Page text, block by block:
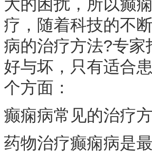
大的困扰，所以癫
疗，随着科技的不
病的治疗方法?专
好与坏，只有适合
个方面：
癫痫病常见的治疗
药物治疗癫痫病是